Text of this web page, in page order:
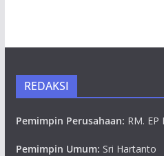
REDAKSI
Pemimpin Perusahaan: RM.
Pemimpin Umum: Sri Hartanto